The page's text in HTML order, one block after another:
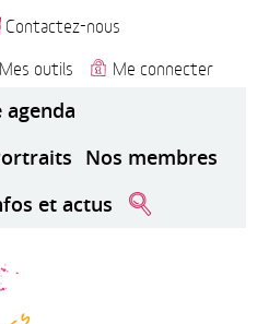
Contactez-nous
Mes outils Me connecter
Nos membres
et actus